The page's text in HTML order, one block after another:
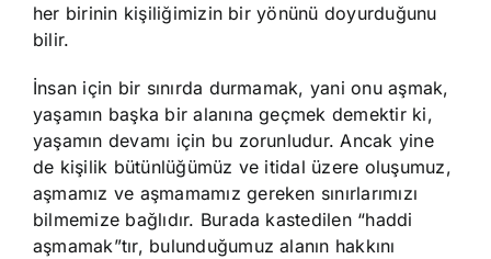
her birinin kişiliğimizin bir yönünü doyurduğunu
bilir.
İnsan için bir sınırda durmamak, yani onu aşmak,
yaşamın başka bir alanına geçmek demektir ki,
yaşamın devamı için bu zorunludur. Ancak yine
de kişilik bütünlüğümüz ve itidal üzere oluşumuz,
aşmamız ve aşmamamız gereken sınırlarımızı
bilmemize bağlıdır. Burada kastedilen “haddi
aşmamak”tır, bulunduğumuz alanın hakkını